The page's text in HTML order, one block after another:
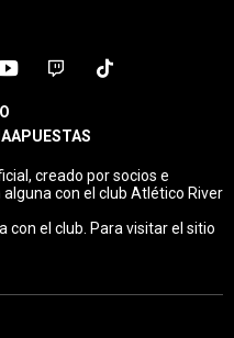
APUESTAS
creado por socios e
con el club Atlético River
con el club. Para visitar el sitio